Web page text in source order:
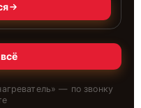
» — по звонку